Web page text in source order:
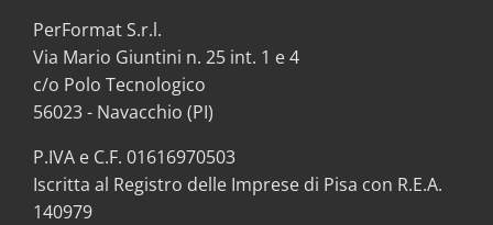
PerFormat S.r.l.
Via Mario Giuntini n. 25 int. 1 e 4
c/o Polo Tecnologico
56023 - Navacchio (PI)
P.IVA e C.F. 01616970503
Iscritta al Registro delle Imprese di Pisa con R.E.A.
140979